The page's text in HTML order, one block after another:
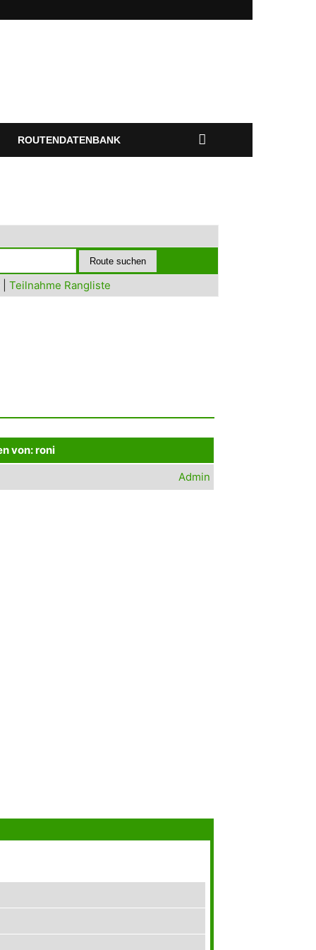
ROUTENDATENBANK
Teilnahme Rangliste
von: roni
Admin